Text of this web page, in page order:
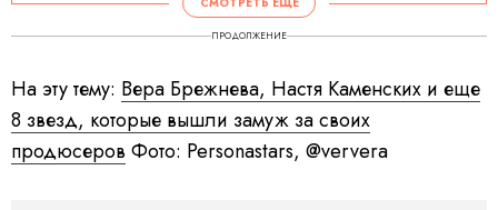
ПРОДОЛЖЕНИЕ
На эту тему: Вера Брежнева, Настя Каменских и еще
8 звезд, которые вышли замуж за своих
продюсеров Фото: Personastars, @ververa